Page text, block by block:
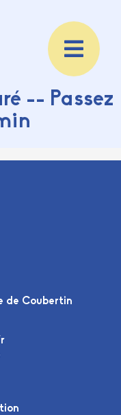
-- Passez
de Coubertin